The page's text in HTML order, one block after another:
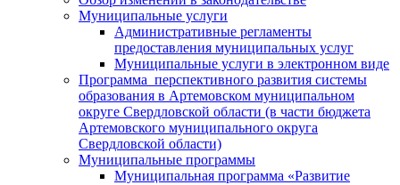
Муниципальные услуги
Административные регламенты
предоставления муниципальных услуг
Муниципальные услуги в электронном виде
Программа перспективного развития системы
образования в Артемовском муниципальном
округе Свердловской области (в части бюджета
Артемовского муниципального округа
Свердловской области)
Муниципальные программы
Муниципальная программа «Развитие